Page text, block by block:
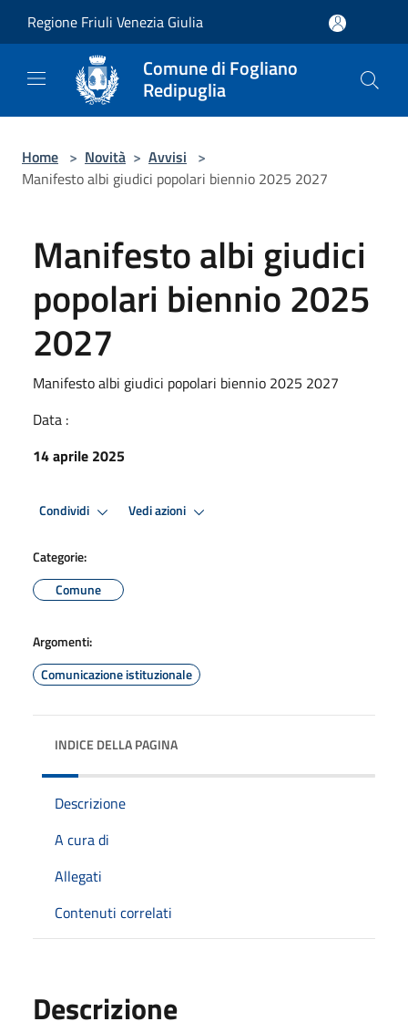
Regione Friuli Venezia Giulia
Comune di Fogliano
Redipuglia
Home > Novità > Avvisi >
Manifesto albi giudici popolari biennio 2025 2027
Manifesto albi giudici
popolari biennio 2025
2027
Manifesto albi giudici popolari biennio 2025 2027
Data :
14 aprile 2025
Condividi Vedi azioni
Categorie:
Comune
Argomenti:
Comunicazione istituzionale
INDICE DELLA PAGINA
Descrizione
A cura di
Allegati
Contenuti correlati
Descrizione